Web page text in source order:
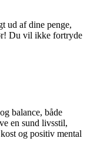
ud af dine penge,
Du vil ikke fortryde
balance, både
en sund livsstil,
og positiv mental